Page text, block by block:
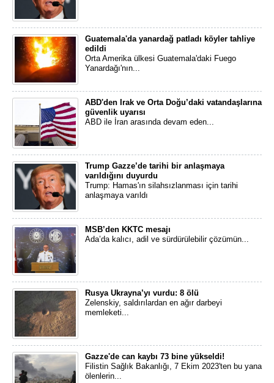
Guatemala'da yanardağ patladı köyler tahliye
edildi
Orta Amerika ülkesi Guatemala'daki Fuego
Yanardağı'nın...
ABD'den Irak ve Orta Doğu’daki vatandaşlarına
güvenlik uyarısı
ABD ile İran arasında devam eden...
Trump Gazze’de tarihi bir anlaşmaya
varıldığını duyurdu
Trump: Hamas'ın silahsızlanması için tarihi
anlaşmaya varıldı
MSB’den KKTC mesajı
Ada’da kalıcı, adil ve sürdürülebilir çözümün...
Rusya Ukrayna’yı vurdu: 8 ölü
Zelenskiy, saldırılardan en ağır darbeyi
memleketi...
Gazze'de can kaybı 73 bine yükseldi!
Filistin Sağlık Bakanlığı, 7 Ekim 2023'ten bu yana
ölenlerin...